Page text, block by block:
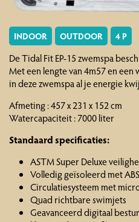
INDOOR OUTDOOR 4 P
De Tidal Fit EP-15 zwemspa
Met een lengte van 4m57 en
in deze zwemspa al je energie
Afmeting : 457 x 231 x 152 cm
Watercapaciteit : 7000 liter
Standaard specificaties:
ASTM Super Deluxe
Volledig geïsoleerd met
Circulatiesysteem met
Quad richtbare swimjets
Geavanceerd digitaal